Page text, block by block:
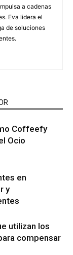
a cadenas
Eva lidera el
de soluciones
Coffeefy
Ocio
en
y
utilizan los
compensar